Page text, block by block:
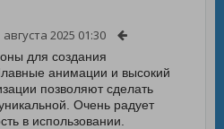
августа 2025 01:30
для создания
анимации и высокий
позволяют сделать
Очень радует
в использовании.